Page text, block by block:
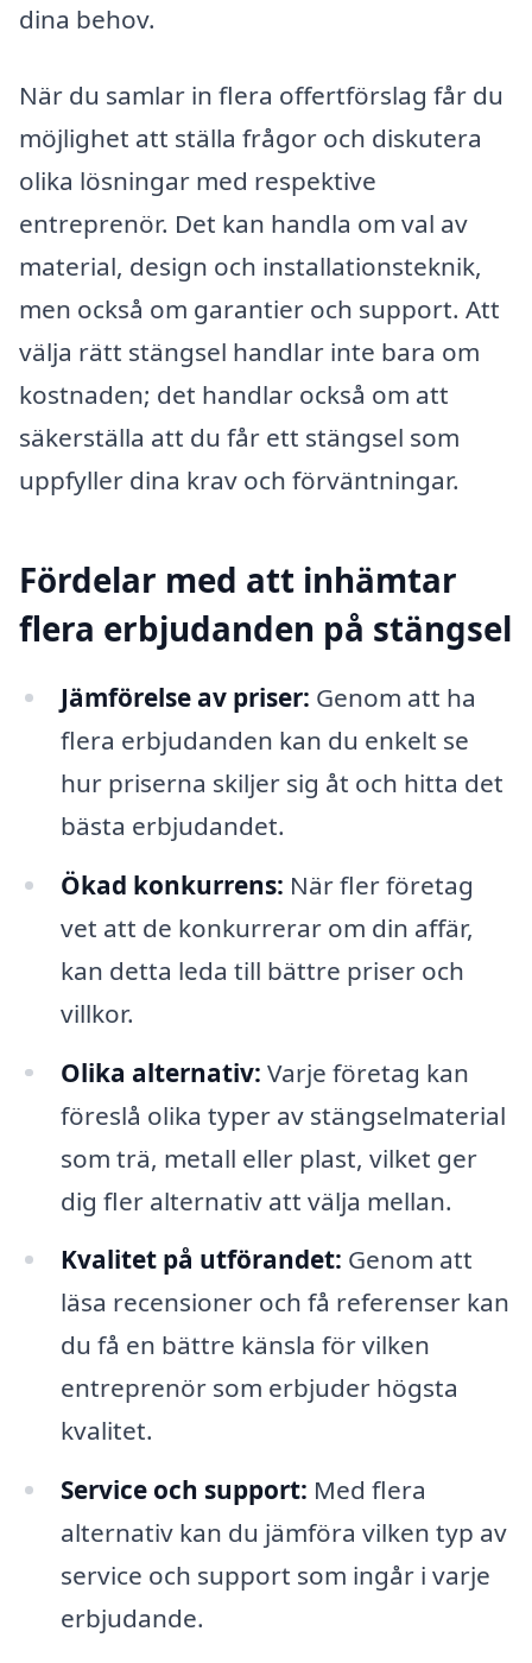
dina behov.
När du samlar in flera offertförslag får du
möjlighet att ställa frågor och diskutera
olika lösningar med respektive
entreprenör. Det kan handla om val av
material, design och installationsteknik,
men också om garantier och support. Att
välja rätt stängsel handlar inte bara om
kostnaden; det handlar också om att
säkerställa att du får ett stängsel som
uppfyller dina krav och förväntningar.
Fördelar med att inhämtar
flera erbjudanden på stängsel
Jämförelse av priser: Genom att ha
flera erbjudanden kan du enkelt se
hur priserna skiljer sig åt och hitta det
bästa erbjudandet.
Ökad konkurrens: När fler företag
vet att de konkurrerar om din affär,
kan detta leda till bättre priser och
villkor.
Olika alternativ: Varje företag kan
föreslå olika typer av stängselmaterial
som trä, metall eller plast, vilket ger
dig fler alternativ att välja mellan.
Kvalitet på utförandet: Genom att
läsa recensioner och få referenser kan
du få en bättre känsla för vilken
entreprenör som erbjuder högsta
kvalitet.
Service och support: Med flera
alternativ kan du jämföra vilken typ av
service och support som ingår i varje
erbjudande.